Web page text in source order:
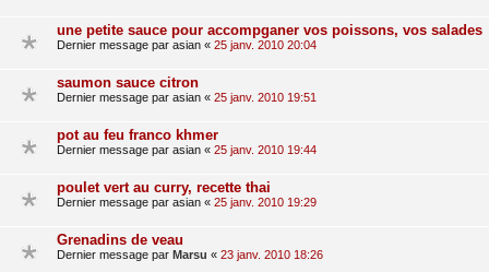
une petite sauce pour accompganer vos poissons, vos salades
Dernier message par asian « 25 janv. 2010 20:04
saumon sauce citron
Dernier message par asian « 25 janv. 2010 19:51
pot au feu franco khmer
Dernier message par asian « 25 janv. 2010 19:44
poulet vert au curry, recette thai
Dernier message par asian « 25 janv. 2010 19:29
Grenadins de veau
Dernier message par Marsu « 23 janv. 2010 18:26